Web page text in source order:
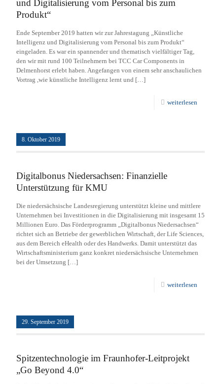
und Digitalisierung vom Personal bis zum
Produkt“
Ende September 2019 hatten wir zur Jahrestagung „Künstliche
Intelligenz und Digitalisierung vom Personal bis zum Produkt“
eingeladen. Es war ein spannender und thematisch vielfältiger Tag,
den wir mit rund 100 Teilnehmern bei TCC Car Components in
Delmenhorst erlebt haben. Angefangen von einem sehr anschaulichen
Vortrag ,wie künstliche Intelligenz lernt und […]
weiterlesen
8. Oktober 2019
Digitalbonus Niedersachsen: Finanzielle
Unterstützung für KMU
Die niedersächsische Landesregierung unterstützt kleine und mittlere
Unternehmen bei Investitionen in die Digitalisierung mit insgesamt 15
Millionen Euro. Das Förderprogramm „Digitalbonus Niedersachsen“
richtet sich an Betriebe der gewerblichen Wirtschaft, der Life Sciences,
aus dem Bereich eHealth oder des Handwerks. Damit unterstützt das
Wirtschaftsministerium ganz konkret niedersächsische Unternehmen
bei der Umsetzung […]
weiterlesen
29. September 2019
Spitzentechnologie im Fraunhofer-Leitprojekt
„Go Beyond 4.0“